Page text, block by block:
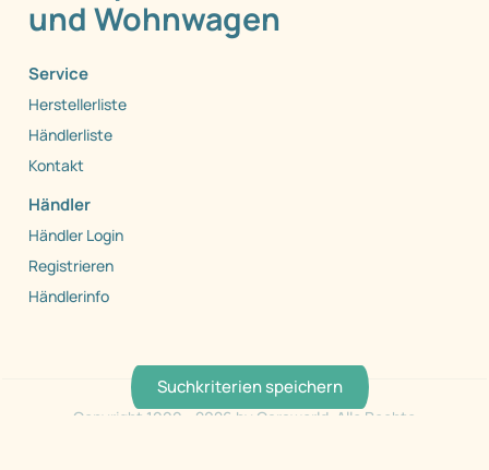
Suchkriterien speichern
und Wohnwagen
Service
Herstellerliste
Händlerliste
Kontakt
Händler
Händler Login
Registrieren
Händlerinfo
Copyright 1999 - 2026 by Caraworld. Alle Rechte